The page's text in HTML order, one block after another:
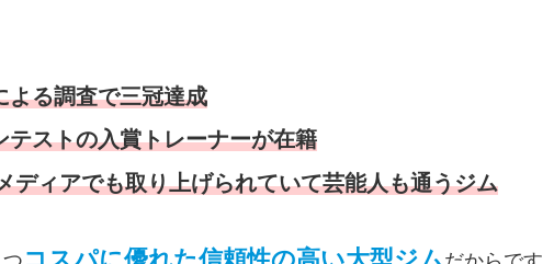
よる調査で三冠達成
テストの入賞トレーナーが在籍
ディアでも取り上げられていて芸能人も通うジム